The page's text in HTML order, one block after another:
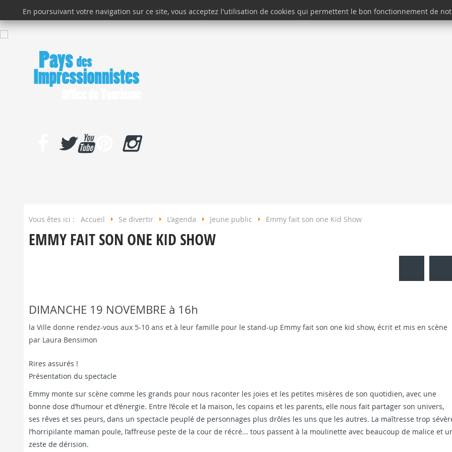
DÉCOUVRIR SE BALADER SE DIVERTIR SÉJOURNER
Vous êtes ici : Accueil Se divertir L'agenda Jeune public Emmy fait son one Kid Show
EMMY FAIT SON ONE KID SHOW
DIMANCHE 19 NOVEMBRE à 16h
la Ville donne rendez-vous aux 5-10 ans et à leur famille pour le stand-up Emmy fait son one kid show, écrit et mis en scène
par Laura Bensimon
Rires assurés !
Présentation du spectacle
Emmy monte sur scène comme les grands pour nous raconter les joies et les petites misères de son quotidien, avec une
bonne dose d’humour et d’énergie. Entre l’école et la maison, les copains et les parents, elle nous fait partager son univers,
ses rêves et ses peurs, dans un spectacle peuplé de personnages plus drôles les uns que les autres. La maîtresse trop
l’horripilante maman poule, l’affreuse peste de la cour de récré... tous passent à la moulinette avec beaucoup de malice et
zeste de dérision.
21
janvier 2018
Alexandre Dumas et les
En poursuivant votre navigation sur ce site, vous acceptez l'utilisation de cookies qui permettent le bon fonctionnement de